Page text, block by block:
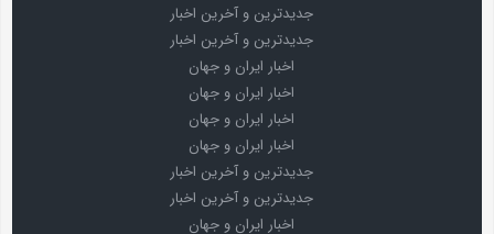
جدیدترین و آخرین اخبار
جدیدترین و آخرین اخبار
اخبار ایران و جهان
اخبار ایران و جهان
اخبار ایران و جهان
اخبار ایران و جهان
جدیدترین و آخرین اخبار
جدیدترین و آخرین اخبار
اخبار ایران و جهان